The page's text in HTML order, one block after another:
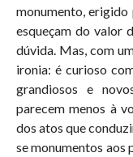
monumento, erigido
esqueçam do valor
dúvida. Mas, com
ironia: é curioso
grandiosos e
parecem menos à
dos atos que
se monumentos